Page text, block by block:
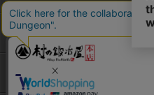
会社概要
お問い合わせ